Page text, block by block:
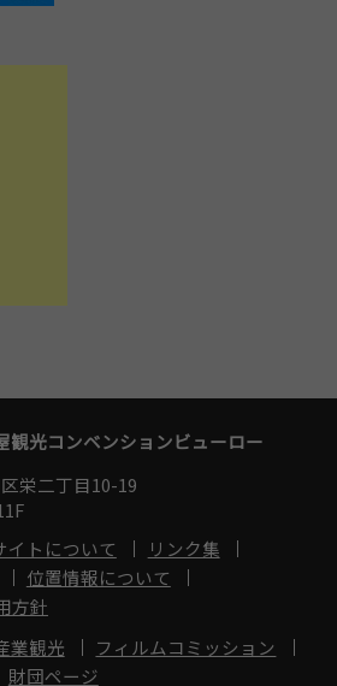
観光コンベンションビューロー
栄二丁目10-19
イトについて
リンク集
位置情報について
方針
業観光
フィルムコミッション
財団ページ